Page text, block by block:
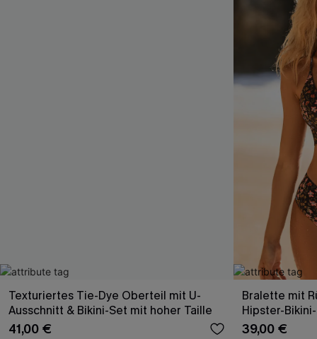
Texturiertes Tie-Dye Oberteil mit U-
Ausschnitt & Bikini-Set mit hoher Taille
41,00 €
Bralette mit
Hipster-
39,00 €